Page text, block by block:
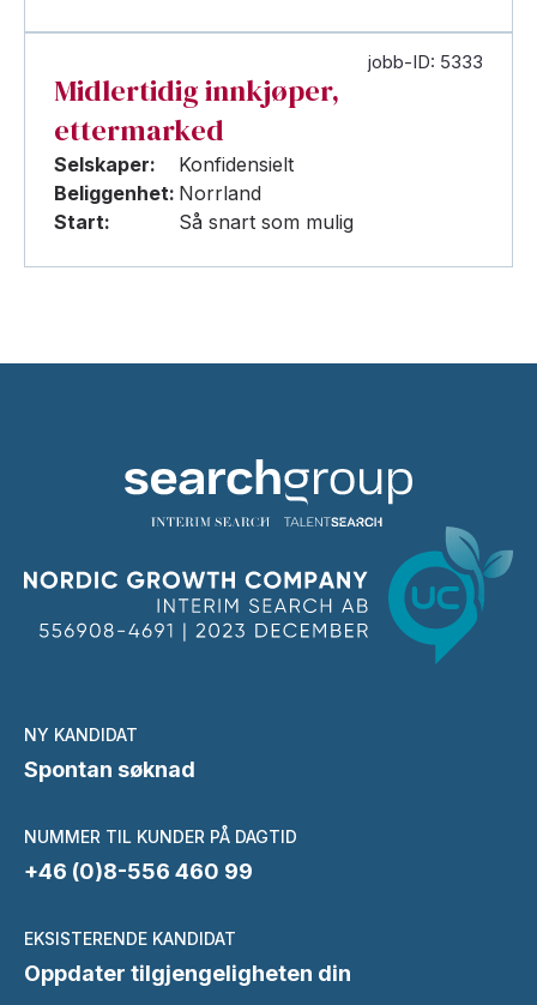
jobb-ID: 5333
Midlertidig innkjøper,
ettermarked
Selskaper:
Konfidensielt
Beliggenhet: Norrland
Start:
Så snart som mulig
NY KANDIDAT
Spontan søknad
NUMMER TIL KUNDER PÅ DAGTID
+46 (0)8-556 460 99
EKSISTERENDE KANDIDAT
Oppdater tilgjengeligheten din